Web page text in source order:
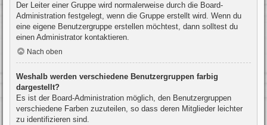
Der Leiter einer Gruppe wird normalerweise durch die Board-
Administration festgelegt, wenn die Gruppe erstellt wird. Wenn du
eine eigene Benutzergruppe erstellen möchtest, dann solltest du
einen Administrator kontaktieren.
Nach oben
Weshalb werden verschiedene Benutzergruppen farbig
dargestellt?
Es ist der Board-Administration möglich, den Benutzergruppen
verschiedene Farben zuzuteilen, so dass deren Mitglieder leichter
zu identifizieren sind.